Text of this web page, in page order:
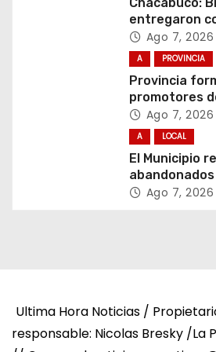
entregaron
estudiantes
Ago 7, 2026
A PROVINCIA
Provincia
promotores
niñas, niños y
Ago 7, 2026
A LOCAL
El Municipio
Olmos y el
Ago 7, 2026
Ultima Hora Noticias /
responsable: Nicolas Bresky /La